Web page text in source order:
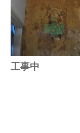
工事中